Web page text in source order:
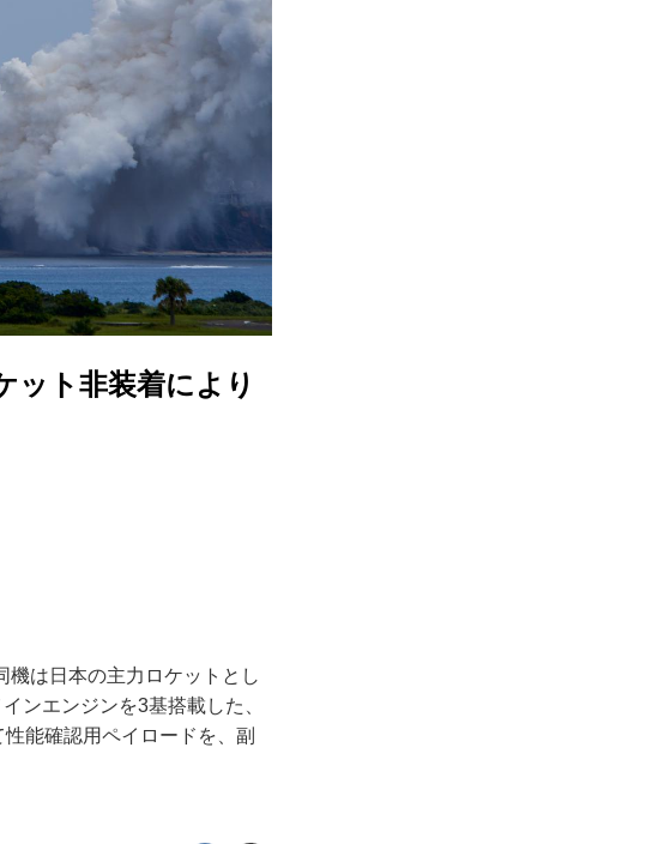
ット非装着により
は日本の主力ロケットとし
ンエンジンを3基搭載した、
能確認用ペイロードを、副